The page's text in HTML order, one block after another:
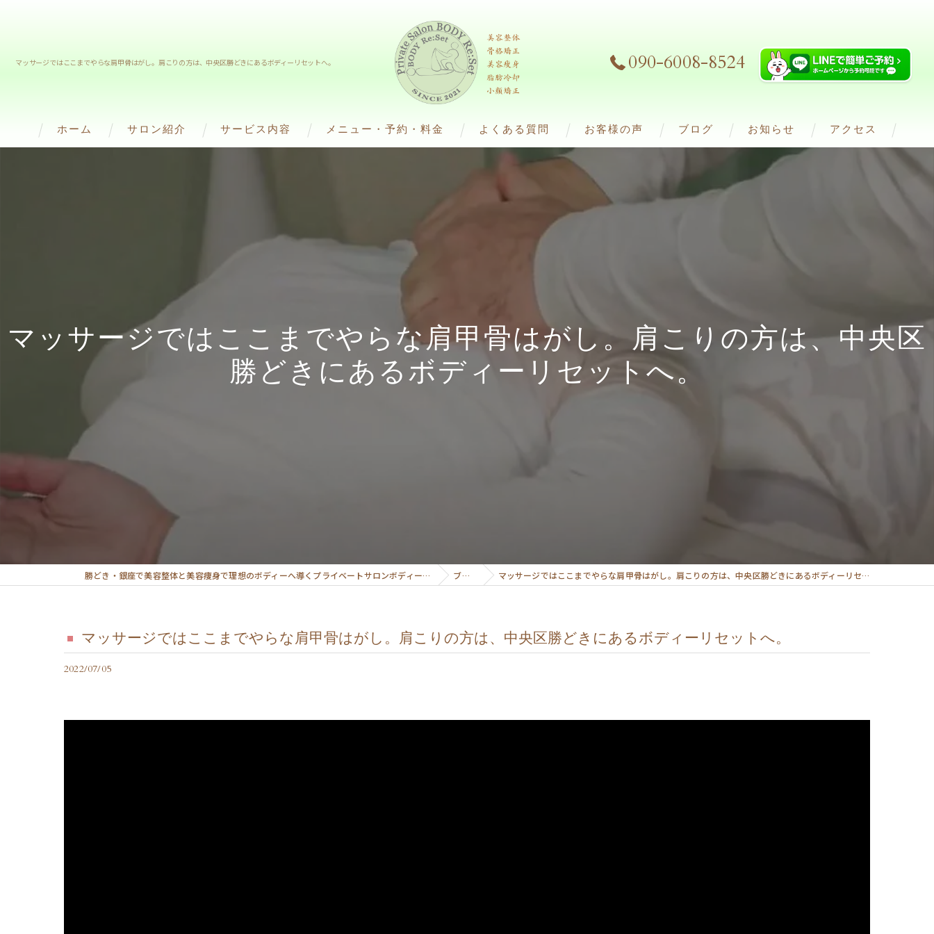
マッサージではここまでやらな肩甲骨はがし。肩こりの方は、中央区勝どきにあるボディーリセットへ。 090-6008-8524
ホーム サロン紹介 サービス内容
ハイパーシェイプ
メニュー・予約・料金 よくある質問 お客様の声 ブログ お知らせ アクセス
マッサージではここまでやらな肩甲骨はがし。肩こりの方は、中央区
勝どきにあるボディーリセットへ。
勝どき・銀座で美容整体と美容痩身で理想のボディーへ導くプライベートサロンボディーリセット ブログ マッサージではここまでやらな肩甲骨はがし。肩こりの方は、中央区勝どきにあるボディーリセットへ。
マッサージではここまでやらな肩甲骨はがし。肩こりの方は、中央区勝どきにあるボディーリセットへ。
2022/07/05